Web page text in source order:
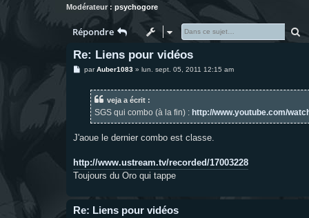
Modérateur : psychogore
Répondre
Re: Liens pour vidéos
MparAuber1083» lun. sept. 05, 2011 12:15 am
veja a écrit :
SGS qui combo (à la fin) : http://www.youtube.com/
J'aoue le dernier combo est classe.
http://www.ustream.tv/recorded/17003228
Toujours du Oro qui tappe
Re: Liens pour vidéos